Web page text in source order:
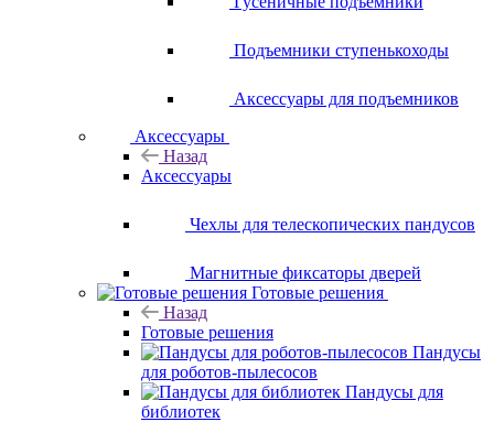
Подъемники ступенькоходы
Аксессуары для подъемников
Аксессуары
Назад
Аксессуары
Чехлы для телескопических пандусов
Магнитные фиксаторы дверей
Готовые решения
Назад
Готовые решения
Пандусы
для роботов-пылесосов
Пандусы для
библиотек